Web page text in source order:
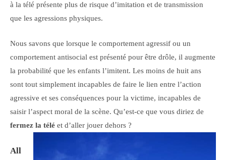
à la télé présente plus de risque d’imitation et de transmission
que les agressions physiques.
Nous savons que lorsque le comportement agressif ou un
comportement antisocial est présenté pour être drôle, il augmente
la probabilité que les enfants l’imitent. Les moins de huit ans
sont tout simplement incapables de faire le lien entre l’action
agressive et ses conséquences pour la victime, incapables de
saisir l’aspect moral de la scène. Qu’est-ce que vous diriez de
fermez la télé et d’aller jouer dehors ?
All